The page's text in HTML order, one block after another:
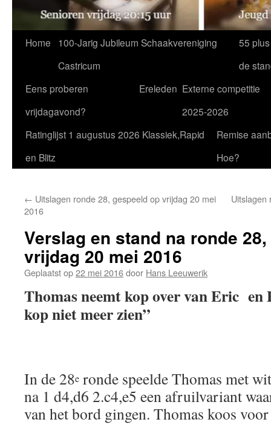
Home
100-Jarig Jubileum Schaakvereniging
Castricum
55
de
Eens proberen
vrijdagavond?
Ereleden Externe competitie
2025-2026
Ratinglijst 1 augustus 2026 Klassiek,Rapid
en Blitz
Remise
Hoe?
← Uitslagen ronde 28, gespeeld op vrijdag 20 mei
2016
Uitslagen
Verslag en stand na ronde
vrijdag 20 mei 2016
Geplaatst op22 mei 2016door Hans Leeuwerik
Thomas neemt kop over van Eric en
kop niet meer zien”
In de 28e ronde speelde Thomas met
na 1 d4,d6 2.c4,e5 een afruilvariant
van het bord gingen. Thomas koos